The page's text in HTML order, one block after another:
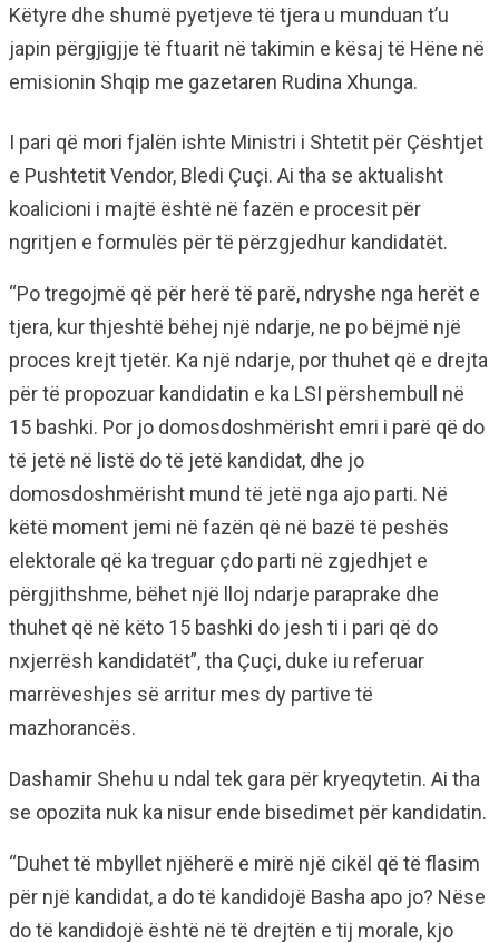
Këtyre dhe shumë pyetjeve të tjera u munduan t’u
japin përgjigjje të ftuarit në takimin e kësaj të Hëne në
emisionin Shqip me gazetaren Rudina Xhunga.
I pari që mori fjalën ishte Ministri i Shtetit për Çështjet
e Pushtetit Vendor, Bledi Çuçi. Ai tha se aktualisht
koalicioni i majtë është në fazën e procesit për
ngritjen e formulës për të përzgjedhur kandidatët.
“Po tregojmë që për herë të parë, ndryshe nga herët e
tjera, kur thjeshtë bëhej një ndarje, ne po bëjmë një
proces krejt tjetër. Ka një ndarje, por thuhet që e drejta
për të propozuar kandidatin e ka LSI përshembull në
15 bashki. Por jo domosdoshmërisht emri i parë që do
të jetë në listë do të jetë kandidat, dhe jo
domosdoshmërisht mund të jetë nga ajo parti. Në
këtë moment jemi në fazën që në bazë të peshës
elektorale që ka treguar çdo parti në zgjedhjet e
përgjithshme, bëhet një lloj ndarje paraprake dhe
thuhet që në këto 15 bashki do jesh ti i pari që do
nxjerrësh kandidatët”, tha Çuçi, duke iu referuar
marrëveshjes së arritur mes dy partive të
mazhorancës.
Dashamir Shehu u ndal tek gara për kryeqytetin. Ai tha
se opozita nuk ka nisur ende bisedimet për kandidatin.
“Duhet të mbyllet njëherë e mirë një cikël që të flasim
për një kandidat, a do të kandidojë Basha apo jo? Nëse
do të kandidojë është në të drejtën e tij morale, kjo